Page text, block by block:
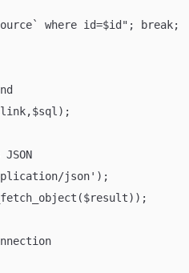
where id=$id"; break;
json');